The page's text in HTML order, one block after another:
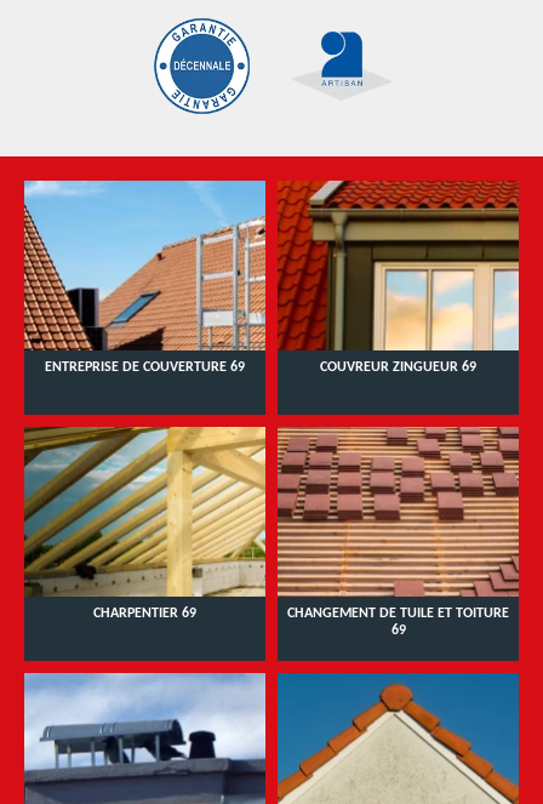
ENTREPRISE DE COUVERTURE 69 COUVREUR ZINGUEUR 69
CHARPENTIER 69
CHANGEMENT DE TUILE ET TOITURE
69